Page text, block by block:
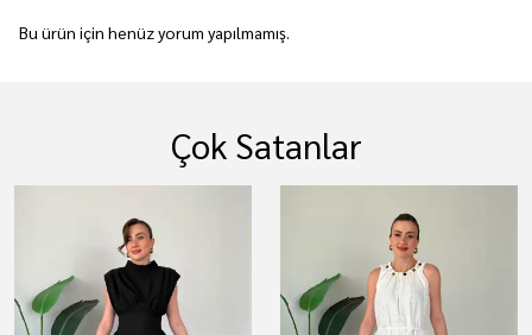
Bu ürün için henüz yorum yapılmamış.
Çok Satanlar